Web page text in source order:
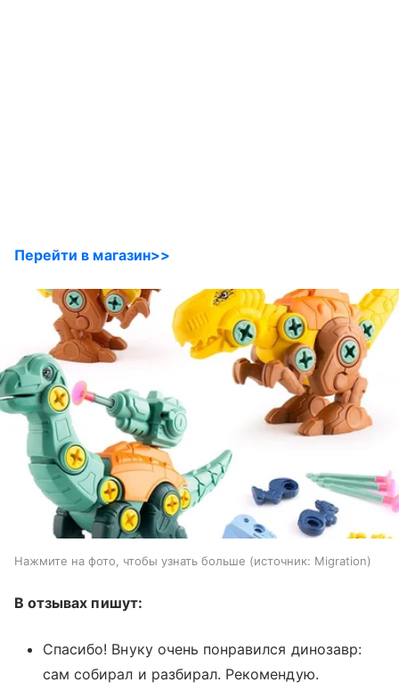
Перейти в магазин>>
Нажмите на фото, чтобы узнать больше источник: Migration
В отзывах пишут:
Спасибо! Внуку очень понравился динозавр:
сам собирал и разбирал. Рекомендую.